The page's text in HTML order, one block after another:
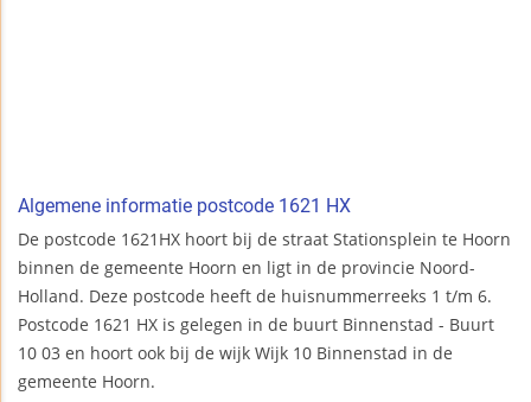
Algemene informatie postcode 1621 HX
De postcode 1621HX hoort bij de straat Stationsplein te Hoorn
binnen de gemeente Hoorn en ligt in de provincie Noord-
Holland. Deze postcode heeft de huisnummerreeks 1 t/m 6.
Postcode 1621 HX is gelegen in de buurt Binnenstad - Buurt
10 03 en hoort ook bij de wijk Wijk 10 Binnenstad in de
gemeente Hoorn.